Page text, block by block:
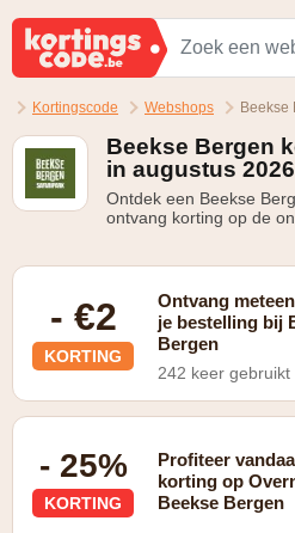
Kortingscode Webshops Beekse
Beekse Bergen
in augustus 2026
Ontdek een Beekse
ontvang korting op de
- €2
KORTING
Ontvang
je bestelling bij
Bergen
242 keer gebruikt
- 25%
KORTING
Profiteer
korting op
Beekse Bergen